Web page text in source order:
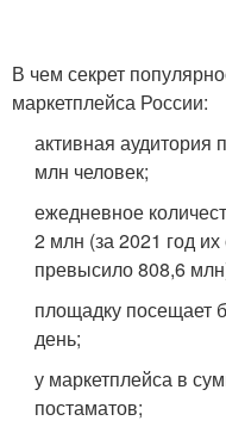
В чем секрет
маркетплейса России:
активная аудитория
млн человек;
ежедневное
2 млн (за 2021 год
превысило 808,6
площадку посещает
день;
у маркетплейса в
постаматов;